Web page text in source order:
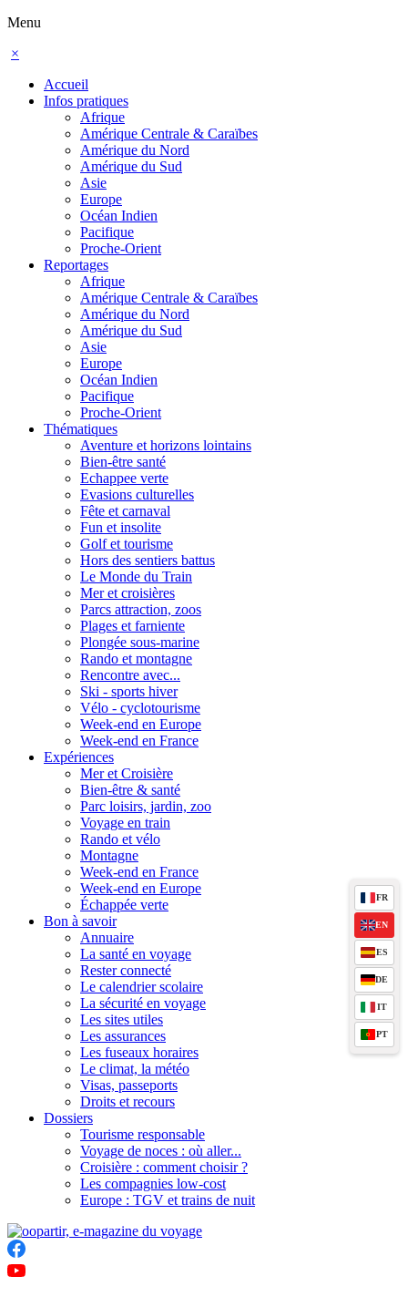
Menu
×
Accueil
Infos pratiques
Afrique
Amérique Centrale & Caraïbes
Amérique du Nord
Amérique du Sud
Asie
Europe
Océan Indien
Pacifique
Proche-Orient
Reportages
Afrique
Amérique Centrale & Caraïbes
Amérique du Nord
Amérique du Sud
Asie
Europe
Océan Indien
Pacifique
Proche-Orient
Thématiques
Aventure et horizons lointains
Bien-être santé
Echappee verte
Evasions culturelles
Fête et carnaval
Fun et insolite
Golf et tourisme
Hors des sentiers battus
Le Monde du Train
Mer et croisières
Parcs attraction, zoos
Plages et farniente
Plongée sous-marine
Rando et montagne
Rencontre avec...
Ski - sports hiver
Vélo - cyclotourisme
Week-end en Europe
Week-end en France
Expériences
Mer et Croisière
Bien-être & santé
Parc loisirs, jardin, zoo
Voyage en train
Rando et vélo
Montagne
Week-end en France
Week-end en Europe
Échappée verte
Bon à savoir
Annuaire
La santé en voyage
Rester connecté
Le calendrier scolaire
La sécurité en voyage
Les sites utiles
Les assurances
Les fuseaux horaires
Le climat, la météo
Visas, passeports
Droits et recours
Dossiers
Tourisme responsable
Voyage de noces : où aller...
Croisière : comment choisir ?
Les compagnies low-cost
Europe : TGV et trains de nuit
FR
EN
ES
DE
IT
PT